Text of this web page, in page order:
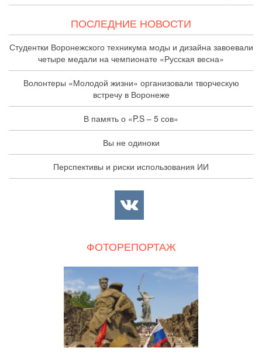
ПОСЛЕДНИЕ НОВОСТИ
Студентки Воронежского техникума моды и дизайна завоевали
четыре медали на чемпионате «Русская весна»
Волонтеры «Молодой жизни» организовали творческую
встречу в Воронеже
В память о «P.S – 5 сов»
Вы не одиноки
Перспективы и риски использования ИИ
ФОТОРЕПОРТАЖ